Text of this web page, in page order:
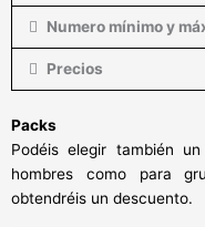
Numero mínimo y
Precios
Packs
Podéis elegir también
hombres como para
obtendréis un descuento.